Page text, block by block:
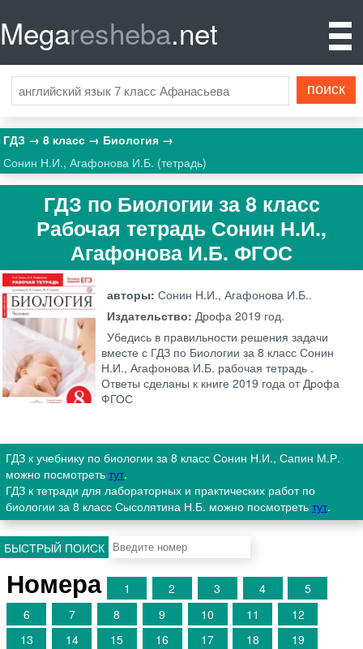
Megaresheba.net
ГДЗ 8 класс
Биология
Сонин Н.И., Агафонова И.Б. (тетрадь)
ГДЗ по Биологии за 8 класс
Рабочая тетрадь Сонин Н.И.,
Агафонова И.Б. ФГОС
авторы:Сонин Н.И., Агафонова И.Б..
Издательство:Дрофа 2019 год.
Убедись в правильности решения задачи
вместе с ГДЗ по Биологии за 8 класс Сонин
Н.И., Агафонова И.Б. рабочая тетрадь .
Ответы сделаны к книге 2019 года от Дрофа
ФГОС
ГДЗ к учебнику по биологии за 8 класс Сонин Н.И., Сапин М.Р.
можно посмотреть тут.
ГДЗ к тетради для лабораторных и практических работ по
биологии за 8 класс Сысолятина Н.Б. можно посмотреть тут.
БЫСТРЫЙ ПОИСК
Номера 1 2 3 4
5
6
7 8 9 10 11
12
13
14 15 16 17 18
19